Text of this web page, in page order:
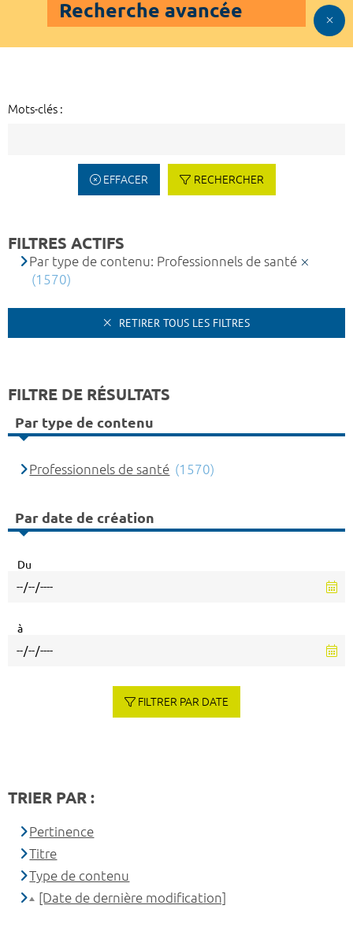
Recherche avancée
Mots-clés :
EFFACER RECHERCHER
FILTRES ACTIFS
Par type de contenu: Professionnels de santé
(1570)
RETIRER TOUS LES FILTRES
FILTRE DE RÉSULTATS
Par type de contenu
Professionnels de santé (1570)
Par date de création
Du
à
FILTRER PAR DATE
TRIER PAR :
Pertinence
Titre
Type de contenu
[Date de dernière modification]